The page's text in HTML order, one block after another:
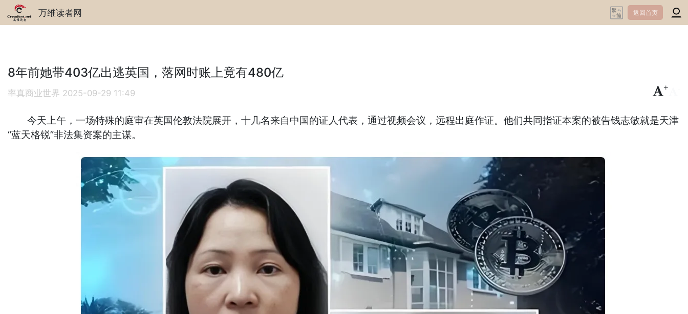
万维读者网 返回首页
8年前她带403亿出逃英国，落网时账上竟有480亿
率真商业世界 2025-09-29 11:49
+
今天上午，一场特殊的庭审在英国伦敦法院展开，十几名来自中国的证人代表，通过视频会议，远程出庭作证。他们共同指证本案的被告钱志敏就是天津
“蓝天格锐”非法集资案的主谋。